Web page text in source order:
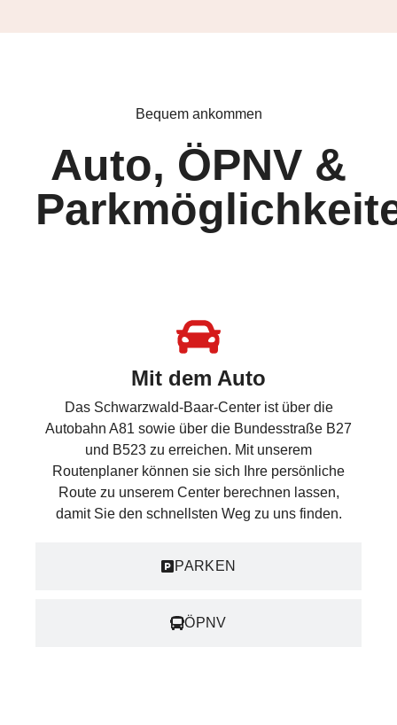
Bequem ankommen
Auto, ÖPNV &
PARKEN
ÖPNV
Mit dem Auto
Das Schwarzwald-Baar-Center ist über die
Autobahn A81 sowie über die Bundesstraße B27
und B523 zu erreichen. Mit unserem
Routenplaner können sie sich Ihre persönliche
Route zu unserem Center berechnen lassen,
damit Sie den schnellsten Weg zu uns finden.